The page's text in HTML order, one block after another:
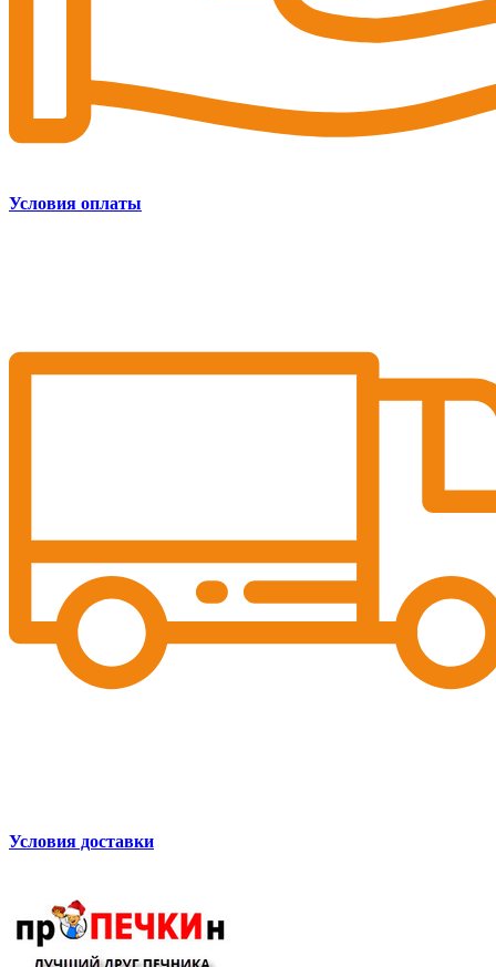
Условия оплаты
Условия доставки